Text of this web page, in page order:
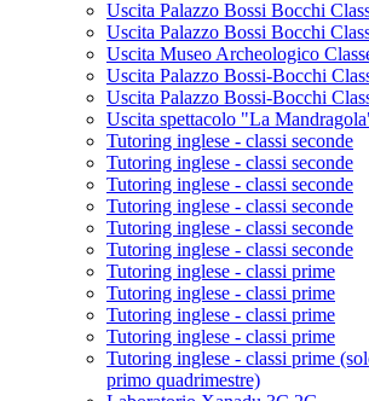
Uscita Palazzo Bossi Bocchi
Uscita Palazzo Bossi Bocchi
Uscita Museo Archeologico
Uscita Palazzo Bossi-Bocchi
Uscita Palazzo Bossi-Bocchi
Uscita spettacolo "La
Tutoring inglese - classi seconde
Tutoring inglese - classi seconde
Tutoring inglese - classi seconde
Tutoring inglese - classi seconde
Tutoring inglese - classi seconde
Tutoring inglese - classi seconde
Tutoring inglese - classi prime
Tutoring inglese - classi prime
Tutoring inglese - classi prime
Tutoring inglese - classi prime
Tutoring inglese - classi prime
primo quadrimestre)